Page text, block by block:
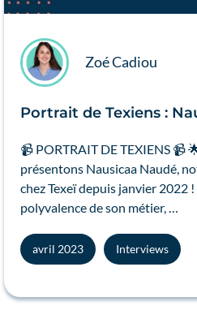
Zoé Cadiou
Portrait de Texiens :
📹 PORTRAIT DE TEXIENS 📹
présentons Nausicaa Naudé,
chez Texeï depuis janvier 2022
polyvalence de son métier, …
avril 2023 Interviews